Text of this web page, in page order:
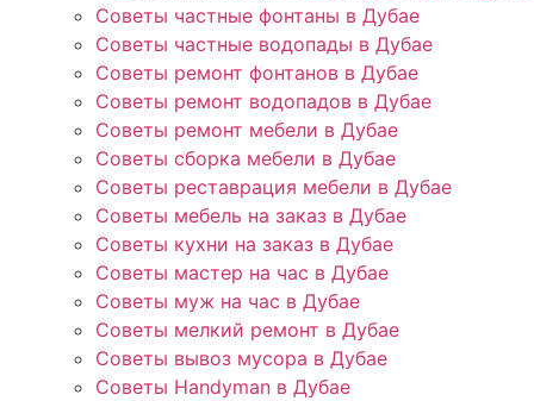
Советы частные фонтаны в Дубае
Советы частные водопады в Дубае
Советы ремонт фонтанов в Дубае
Советы ремонт водопадов в Дубае
Советы ремонт мебели в Дубае
Советы сборка мебели в Дубае
Советы реставрация мебели в Дубае
Советы мебель на заказ в Дубае
Советы кухни на заказ в Дубае
Советы мастер на час в Дубае
Советы муж на час в Дубае
Советы мелкий ремонт в Дубае
Советы вывоз мусора в Дубае
Советы Handyman в Дубае